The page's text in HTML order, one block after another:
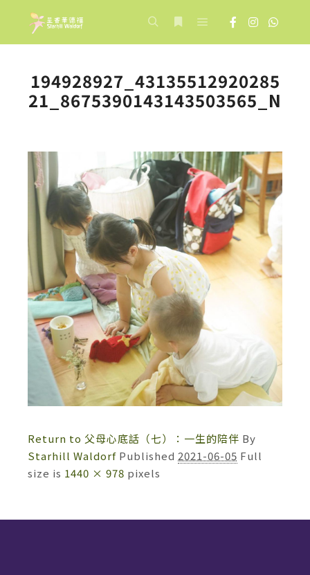
194928927_43135512920285
21_8675390143143503565_N
Return to 父母心底話（七）：一生的陪伴 By
Starhill Waldorf Published 2021-06-05 Full
size is 1440 × 978 pixels